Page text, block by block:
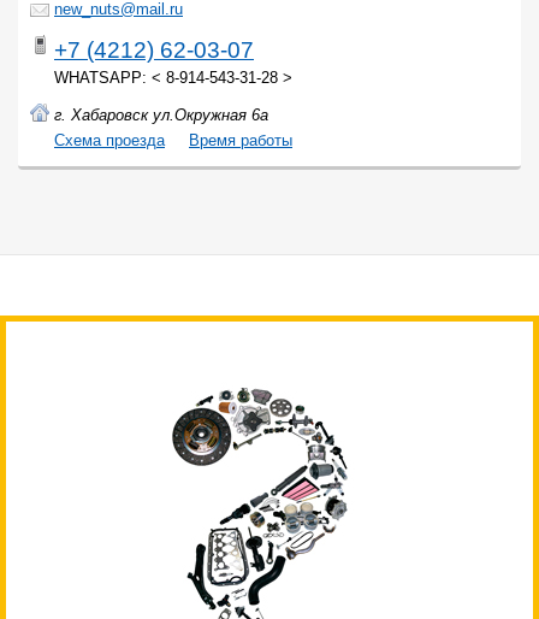
new_nuts@mail.ru
+7 (4212) 62-03-07
WHATSAPP: < 8-914-543-31-28 >
г. Хабаровск ул.Окружная 6а
Cхема проезда
Время работы